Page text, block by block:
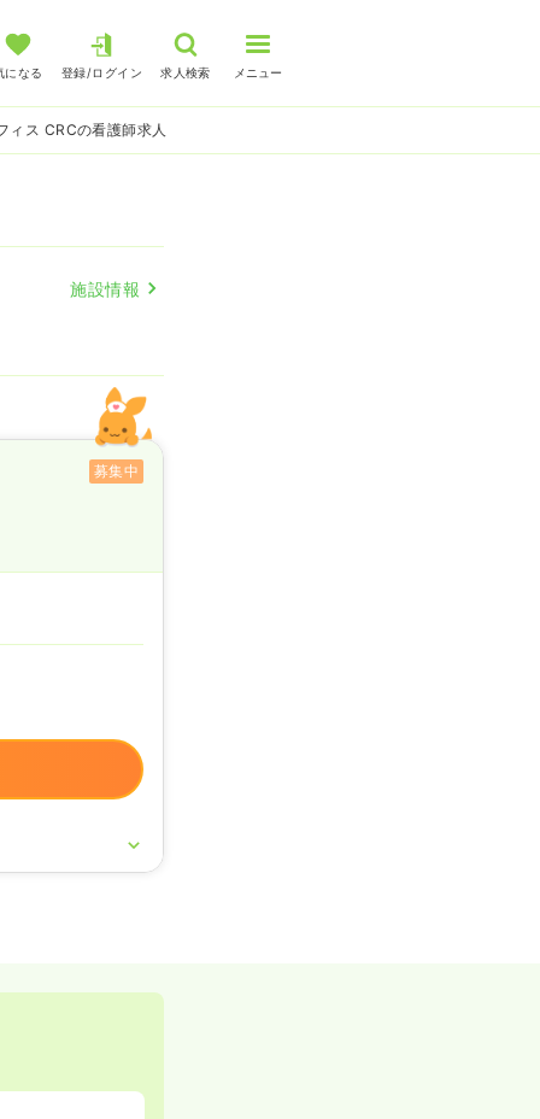
になる 登録/ログイン 求人検索 メニュー
ィス CRCの看護師求人
施設情報
募集中